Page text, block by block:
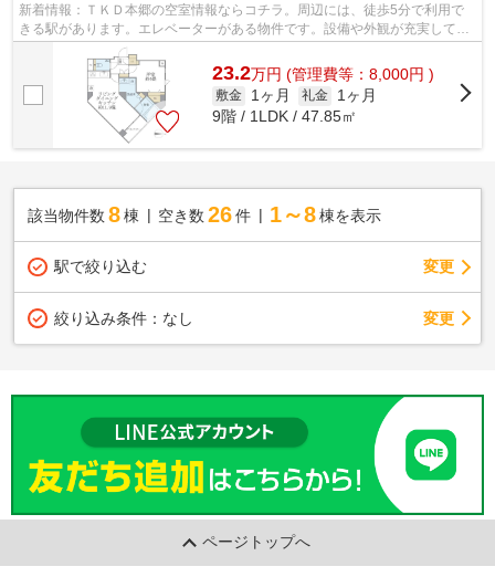
新着情報：ＴＫＤ本郷の空室情報ならコチラ。周辺には、徒歩5分で利用で
きる駅があります。エレベーターがある物件です。設備や外観が充実してい
るマンションです。お友達を招待するの...
23.2万円 (管理費等：8,000円 )
敷金 1ヶ月 礼金
1ヶ月
9階 / 1LDK / 47.85㎡
該当物件数 8棟 空き数 26 件 1～8 棟を表示
駅で絞り込む 変更
絞り込み条件： なし 変更
ページトップへ